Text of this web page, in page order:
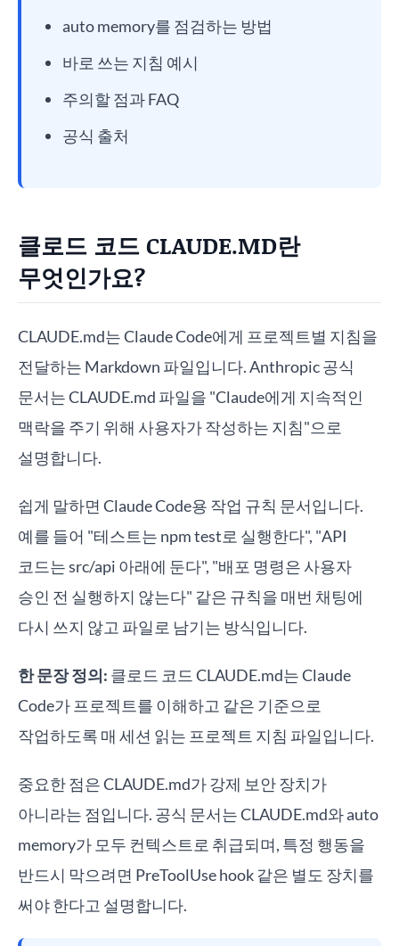
auto memory를 점검하는 방법
바로 쓰는 지침 예시
주의할 점과 FAQ
공식 출처
클로드 코드 CLAUDE.MD란
무엇인가요?
CLAUDE.md는 Claude Code에게 프로젝트별 지침을
전달하는 Markdown 파일입니다. Anthropic 공식
문서는 CLAUDE.md 파일을 "Claude에게 지속적인
맥락을 주기 위해 사용자가 작성하는 지침"으로
설명합니다.
쉽게 말하면 Claude Code용 작업 규칙 문서입니다.
예를 들어 "테스트는 npm test로 실행한다", "API
코드는 src/api 아래에 둔다", "배포 명령은 사용자
승인 전 실행하지 않는다" 같은 규칙을 매번 채팅에
다시 쓰지 않고 파일로 남기는 방식입니다.
한 문장 정의: 클로드 코드 CLAUDE.md는 Claude
Code가 프로젝트를 이해하고 같은 기준으로
작업하도록 매 세션 읽는 프로젝트 지침 파일입니다.
중요한 점은 CLAUDE.md가 강제 보안 장치가
아니라는 점입니다. 공식 문서는 CLAUDE.md와 auto
memory가 모두 컨텍스트로 취급되며, 특정 행동을
반드시 막으려면 PreToolUse hook 같은 별도 장치를
써야 한다고 설명합니다.